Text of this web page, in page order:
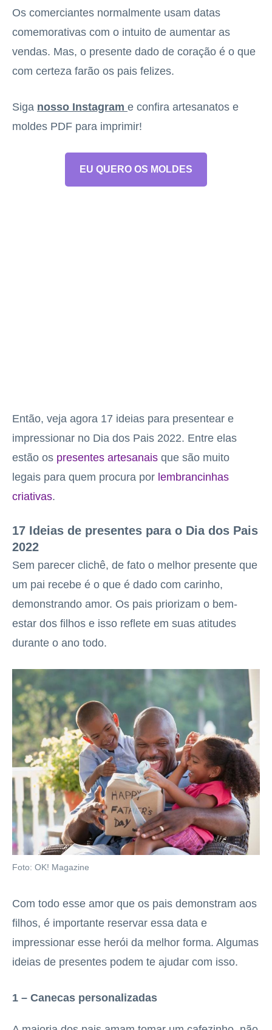
Os comerciantes normalmente usam datas
comemorativas com o intuito de aumentar as
vendas. Mas, o presente dado de coração é o que
com certeza farão os pais felizes.
Siga nosso Instagram e confira artesanatos e
moldes PDF para imprimir!
EU QUERO OS MOLDES
Então, veja agora 17 ideias para presentear e
impressionar no Dia dos Pais 2022. Entre elas
estão os presentes artesanais que são muito
legais para quem procura por lembrancinhas
criativas.
17 Ideias de presentes para o Dia dos Pais
2022
Sem parecer clichê, de fato o melhor presente que
um pai recebe é o que é dado com carinho,
demonstrando amor. Os pais priorizam o bem-
estar dos filhos e isso reflete em suas atitudes
durante o ano todo.
Foto: OK! Magazine
Com todo esse amor que os pais demonstram aos
filhos, é importante reservar essa data e
impressionar esse herói da melhor forma. Algumas
ideias de presentes podem te ajudar com isso.
1 – Canecas personalizadas